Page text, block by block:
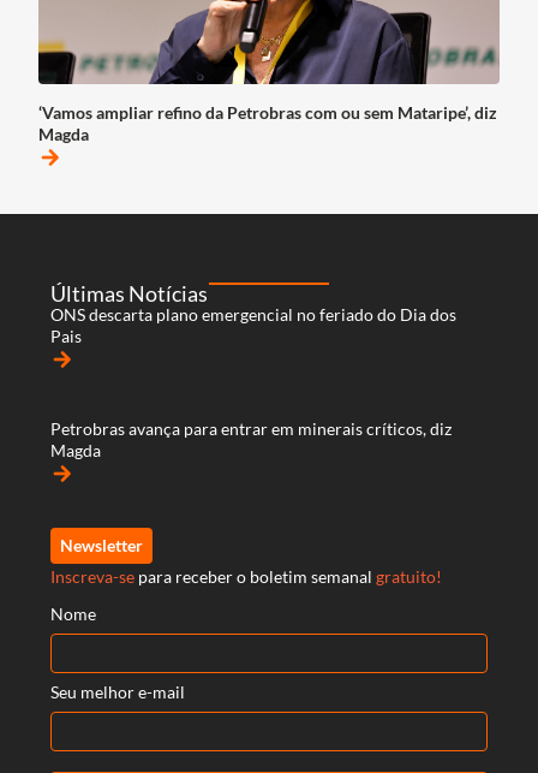
‘Vamos ampliar refino da Petrobras com ou sem Mataripe’, diz
Magda
arrow_forward
Últimas Notícias
ONS descarta plano emergencial no feriado do Dia dos
Pais
arrow_forward
Petrobras avança para entrar em minerais críticos, diz
Magda
arrow_forward
Newsletter
Inscreva-se para receber o boletim semanal gratuito!
Nome
Seu melhor e-mail